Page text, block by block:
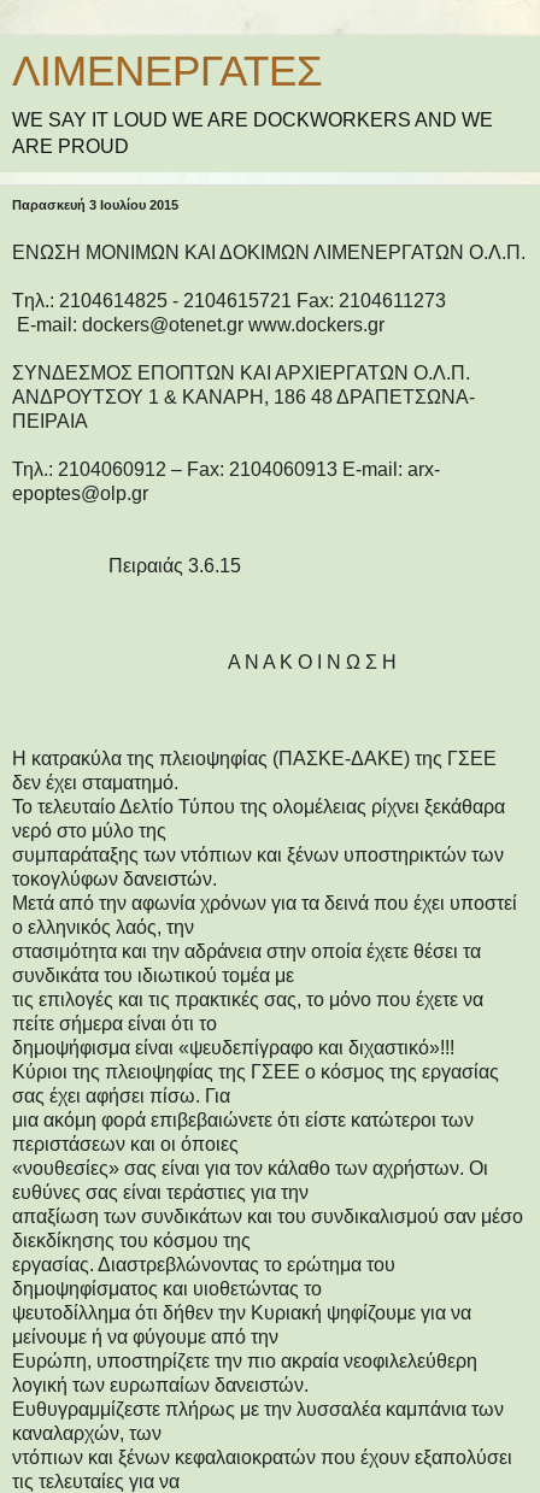
ΛΙΜΕΝΕΡΓΑΤΕΣ
WE SAY IT LOUD WE ARE DOCKWORKERS AND WE
ARE PROUD
Παρασκευή 3 Ιουλίου 2015
ΕΝΩΣΗ ΜΟΝΙΜΩΝ ΚΑΙ ΔΟΚΙΜΩΝ ΛΙΜΕΝΕΡΓΑΤΩΝ Ο.Λ.Π.
Tηλ.: 2104614825 - 2104615721 Fax: 2104611273
E-mail: dockers@otenet.gr www.dockers.gr
ΣΥΝΔΕΣΜΟΣ ΕΠΟΠΤΩΝ ΚΑΙ ΑΡΧΙΕΡΓΑΤΩΝ Ο.Λ.Π.
ΑΝΔΡΟΥΤΣΟΥ 1 & ΚΑΝΑΡΗ, 186 48 ΔΡΑΠΕΤΣΩΝΑ-
ΠΕΙΡΑΙΑ
Τηλ.: 2104060912 – Fax: 2104060913 E-mail: arx-
epoptes@olp.gr
Πειραιάς 3.6.15
Α Ν Α Κ Ο Ι Ν Ω Σ Η
Η κατρακύλα της πλειοψηφίας (ΠΑΣΚΕ-ΔΑΚΕ) της ΓΣΕΕ
δεν έχει σταματημό.
Το τελευταίο Δελτίο Τύπου της ολομέλειας ρίχνει ξεκάθαρα
νερό στο μύλο της
συμπαράταξης των ντόπιων και ξένων υποστηρικτών των
τοκογλύφων δανειστών.
Μετά από την αφωνία χρόνων για τα δεινά που έχει υποστεί
ο ελληνικός λαός, την
στασιμότητα και την αδράνεια στην οποία έχετε θέσει τα
συνδικάτα του ιδιωτικού τομέα με
τις επιλογές και τις πρακτικές σας, το μόνο που έχετε να
πείτε σήμερα είναι ότι το
δημοψήφισμα είναι «ψευδεπίγραφο και διχαστικό»!!!
Κύριοι της πλειοψηφίας της ΓΣΕΕ ο κόσμος της εργασίας
σας έχει αφήσει πίσω. Για
μια ακόμη φορά επιβεβαιώνετε ότι είστε κατώτεροι των
περιστάσεων και οι όποιες
«νουθεσίες» σας είναι για τον κάλαθο των αχρήστων. Οι
ευθύνες σας είναι τεράστιες για την
απαξίωση των συνδικάτων και του συνδικαλισμού σαν μέσο
διεκδίκησης του κόσμου της
εργασίας. Διαστρεβλώνοντας το ερώτημα του
δημοψηφίσματος και υιοθετώντας το
ψευτοδίλλημα ότι δήθεν την Κυριακή ψηφίζουμε για να
μείνουμε ή να φύγουμε από την
Ευρώπη, υποστηρίζετε την πιο ακραία νεοφιλελεύθερη
λογική των ευρωπαίων δανειστών.
Ευθυγραμμίζεστε πλήρως με την λυσσαλέα καμπάνια των
καναλαρχών, των
ντόπιων και ξένων κεφαλαιοκρατών που έχουν εξαπολύσει
τις τελευταίες για να